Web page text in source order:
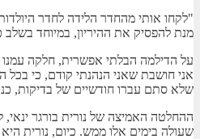
"לקחו אותי מהחדר הלידה לחדר
מנת להפסיק את ההיריון, במיוחד
על הדילמה הבלתי אפשרית, חלקה
אני חושבת שאני הנהנתי קודם, כי
שלא סתם עברו חודשיים של בדיקות,
שעולה בימים אלו ממש. כיום, נורית